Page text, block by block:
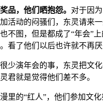
品，他们晒抱怨。 对于因
活动的闷骚们，东灵请来
不图，但是都成了“年会”
看了他们以后也许就不再厌
少演年会的事，东灵把文
君就是觉得他们差不多。